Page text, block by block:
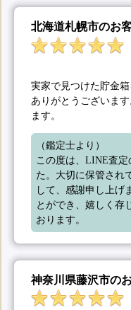
北海道札幌市のお
実家で見つけた貯金
ありがとうございま
ます。
（鑑定士より）
この度は、LINE査
た。大切に保管され
して、感謝申し上げ
とができ、嬉しく存
おります。
神奈川県藤沢市の